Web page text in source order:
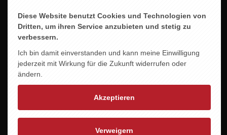
Diese Website benutzt Cookies und Technologien von
Dritten, um ihren Service anzubieten und stetig zu
verbessern.
Ich bin damit einverstanden und kann meine Einwilligung
jederzeit mit Wirkung für die Zukunft widerrufen oder
ändern.
Akzeptieren
Verweigern